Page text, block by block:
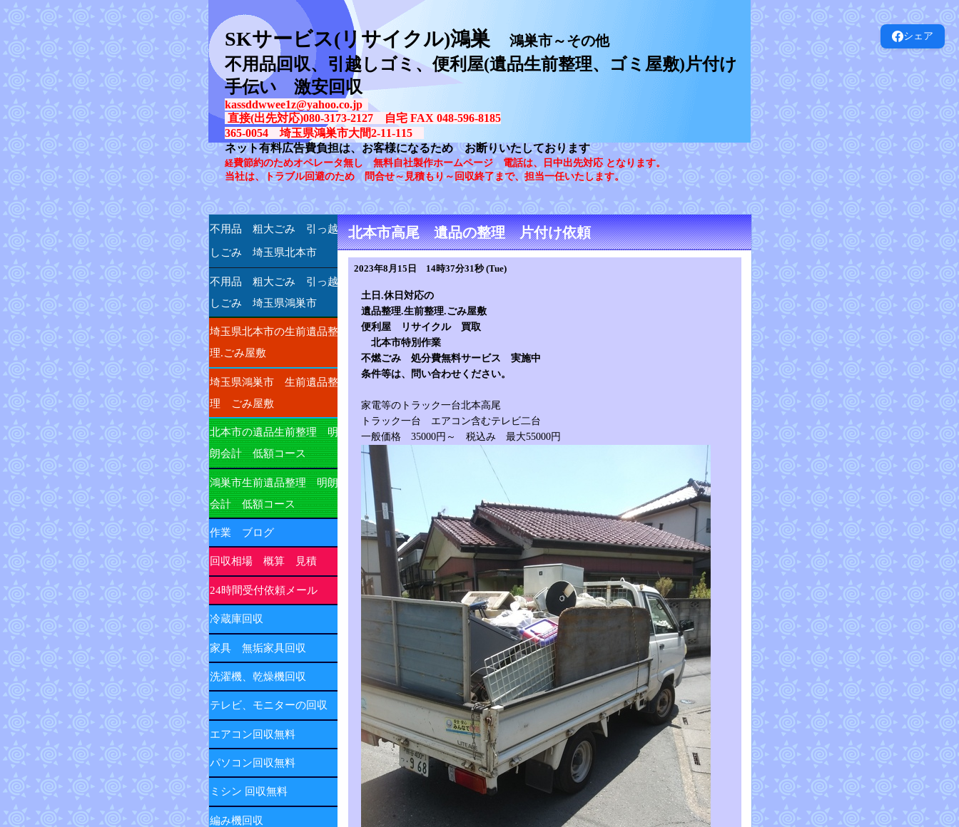
シェア
SKサービス(リサイクル)鴻巣 鴻巣市～その他
不用品回収、引越しゴミ、便利屋(遺品生前整理、ゴミ屋敷)片付け
手伝い 激安回収
kassddwwee1z@yahoo.co.jp
直接(出先対応)080-3173-2127 自宅 FAX 048-596-8185
365-0054 埼玉県鴻巣市大間2-11-115
ネット有料広告費負担は、お客様になるため お断りいたしております
経費節約のためオペレータ無し 無料自社製作ホームページ 電話は、日中出先対応 となります。
当社は、トラブル回避のため 問合せ～見積もり～回収終了まで、担当一任いたします。
北本市高尾 遺品の整理 片付け依頼
2023年8月15日 14時37分31秒 (Tue)
土日.休日対応の
遺品整理.生前整理.ごみ屋敷
便利屋
リサイクル 買取
北本市特別作業
不燃ごみ 処分費無料サービス 実施中
条件等は、問い合わせください。
家電等のトラック一台北本高尾
トラック一台 エアコン含むテレビ二台
一般価格 35000円～ 税込み 最大55000円
不用品 粗大ごみ 引っ越
しごみ 埼玉県北本市
不用品 粗大ごみ 引っ越
しごみ 埼玉県鴻巣市
埼玉県北本市の生前遺品整
理.ごみ屋敷
埼玉県鴻巣市 生前遺品整
理 ごみ屋敷
北本市の遺品生前整理 明
朗会計 低額コース
鴻巣市生前遺品整理 明朗
会計 低額コース
作業 ブログ
回収相場 概算 見積
24時間受付依頼メール
冷蔵庫回収
家具 無垢家具回収
洗濯機、乾燥機回収
テレビ、モニターの回収
エアコン回収無料
パソコン回収無料
ミシン 回収無料
編み機回収